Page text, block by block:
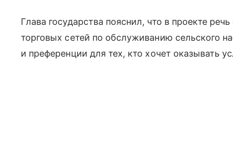
Глава государства пояснил, что в проекте
торговых сетей по обслуживанию сельского
и преференции для тех, кто хочет оказывать